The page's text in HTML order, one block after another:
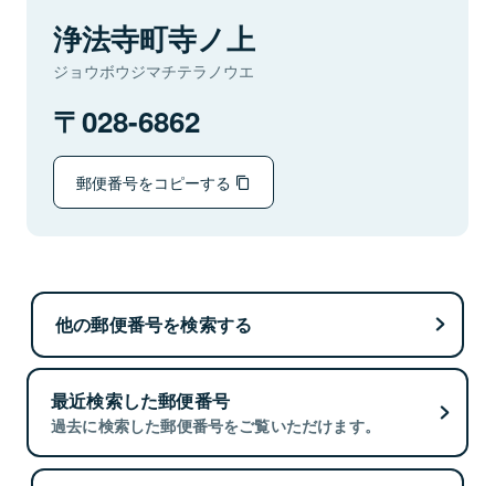
浄法寺町寺ノ上
ジョウボウジマチテラノウエ
028-6862
郵便番号をコピーする
他の郵便番号を検索する
最近検索した郵便番号
過去に検索した郵便番号をご覧いただけます。